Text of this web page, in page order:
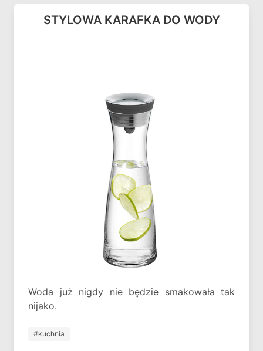
STYLOWA KARAFKA DO WODY
Woda już nigdy nie będzie smakowała tak
nijako.
#kuchnia